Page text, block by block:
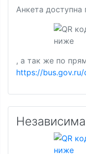
Анкета доступна
, а так же по
https://